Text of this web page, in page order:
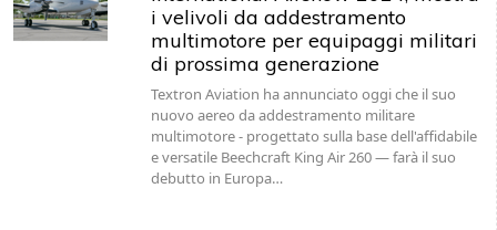
i velivoli da addestramento
multimotore per equipaggi militari
di prossima generazione
Textron Aviation ha annunciato oggi che il suo
nuovo aereo da addestramento militare
multimotore - progettato sulla base dell'affidabile
e versatile Beechcraft King Air 260 — farà il suo
debutto in Europa…